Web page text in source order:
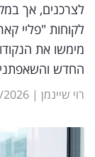
שיווק
ופרסום
משפט
ומחקרים
לצרכנים, אך
לקוחות "פליי
מימשו את
החדש
רוי שיינמן |